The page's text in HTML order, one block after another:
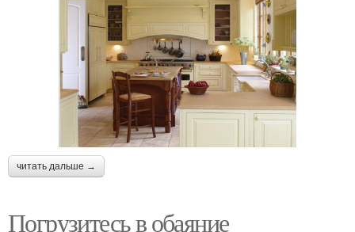
читать дальше →
Погрузитесь в обаяние